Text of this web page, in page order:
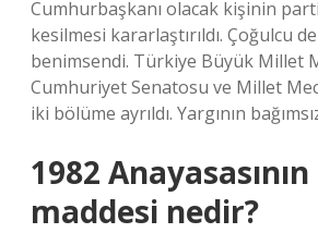
Cumhurbaşkanı olacak kişinin
kesilmesi kararlaştırıldı. Çoğulcu
benimsendi. Türkiye Büyük Millet
Cumhuriyet Senatosu ve Millet
iki bölüme ayrıldı. Yargının
1982
maddesi nedir?